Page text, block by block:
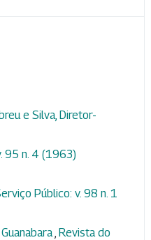
e Silva, Diretor-
95 n. 4 (1963)
Público: v. 98 n. 1
Revista do